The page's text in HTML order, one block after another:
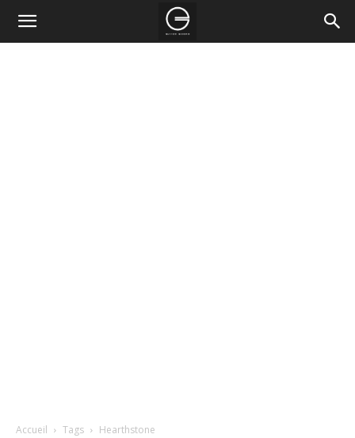
Accueil Tags Hearthstone